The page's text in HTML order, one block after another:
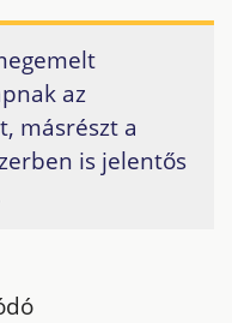
az
másrészt a
is jelentős